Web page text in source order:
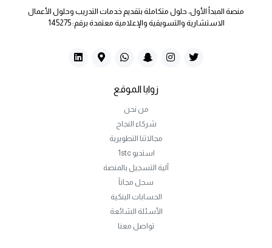
منصة المبدأ الأول، حلول متكاملة بتقديم خدمات التدريب وحلول الأعمال
الاستشارية والتسويقية والإعلامية معتمدة برقم: 145275
زوايا الموقع
من نحن
شركاء النجاح
مجالاتنا التطويرية
استديو 1stc
آلية التسجيل بالمنصة
سجل مجاناً
الحسابات البنكية
الأسئلة الشائعة
تواصل معنا